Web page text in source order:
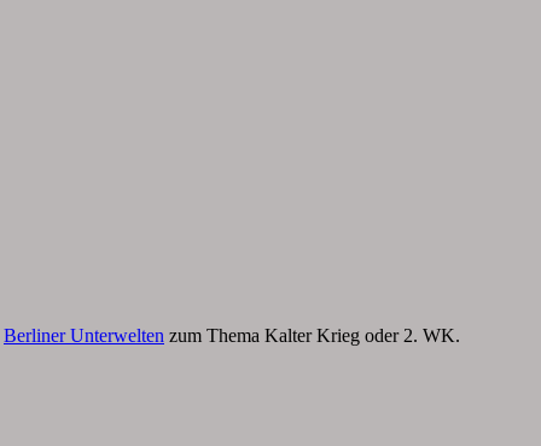
Berliner Unterwelten zum Thema Kalter Krieg oder 2. WK.